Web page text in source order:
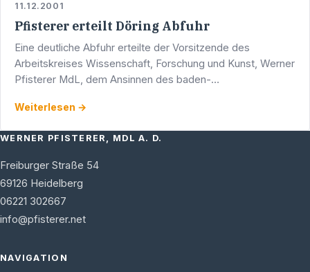
11.12.2001
Pfisterer erteilt Döring Abfuhr
Eine deutliche Abfuhr erteilte der Vorsitzende des
Arbeitskreises Wissenschaft, Forschung und Kunst, Werner
Pfisterer MdL, dem Ansinnen des baden-
Universitäts- …
Weiterlesen →
WERNER PFISTERER, MDL A. D.
Freiburger Straße 54
69126 Heidelberg
06221 302667
info@pfisterer.net
NAVIGATION